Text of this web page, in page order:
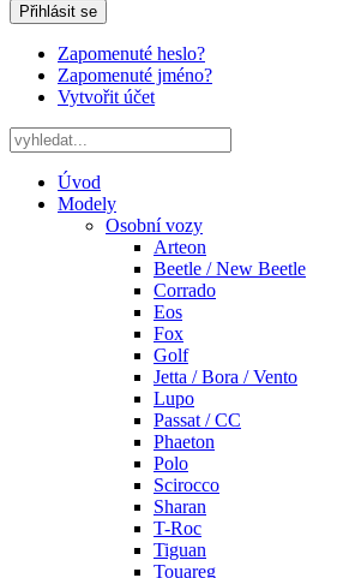
Přihlásit se
Zapomenuté heslo?
Zapomenuté jméno?
Vytvořit účet
Úvod
Modely
Osobní vozy
Arteon
Beetle / New Beetle
Corrado
Eos
Fox
Golf
Jetta / Bora / Vento
Lupo
Passat / CC
Phaeton
Polo
Scirocco
Sharan
T-Roc
Tiguan
Touareg